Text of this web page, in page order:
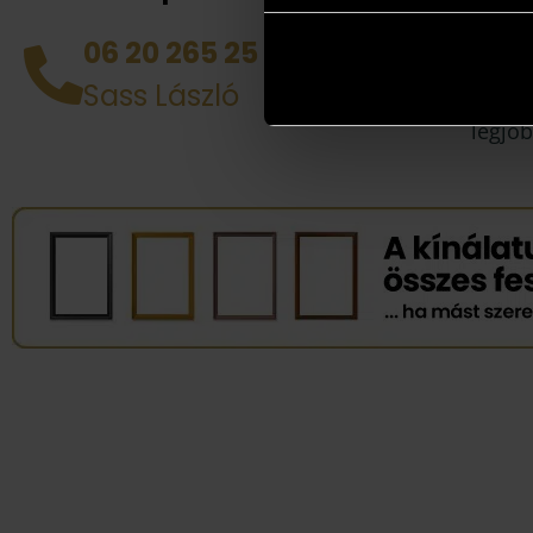
06 20 265 25 49
Sass László
tud